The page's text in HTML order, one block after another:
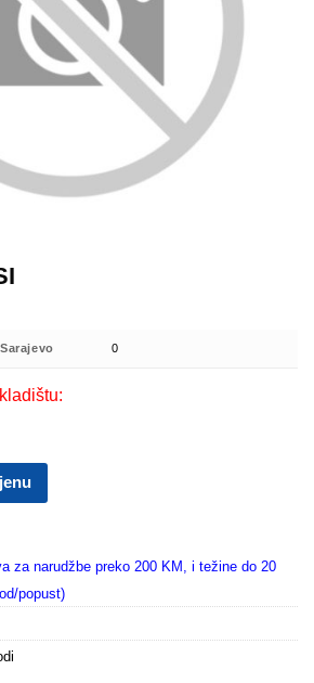
0
za narudžbe preko 200 KM, i težine do 20
popust)